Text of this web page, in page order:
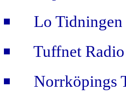
Lo
Tuffnet
Norrköpings